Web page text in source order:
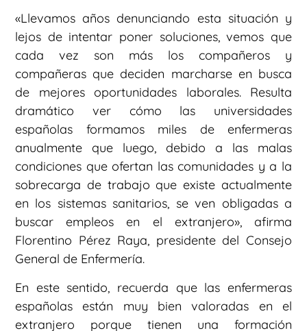
«Llevamos años denunciando esta situación y
lejos de intentar poner soluciones, vemos que
cada vez son más los compañeros y
compañeras que deciden marcharse en busca
de mejores oportunidades laborales. Resulta
dramático ver cómo las universidades
españolas formamos miles de enfermeras
anualmente que luego, debido a las malas
condiciones que ofertan las comunidades y a la
sobrecarga de trabajo que existe actualmente
en los sistemas sanitarios, se ven obligadas a
buscar empleos en el extranjero», afirma
Florentino Pérez Raya, presidente del Consejo
General de Enfermería.
En este sentido, recuerda que las enfermeras
españolas están muy bien valoradas en el
extranjero porque tienen una formación